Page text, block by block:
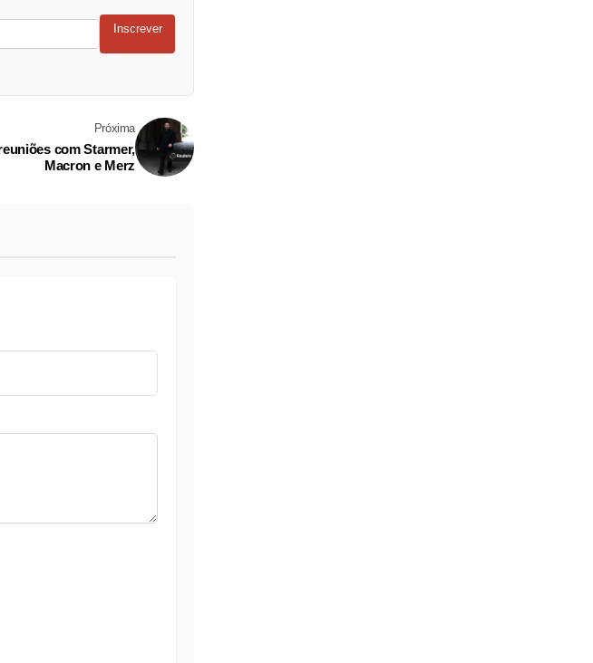
Inscrever
Próxima
com Starmer,
Macron e Merz